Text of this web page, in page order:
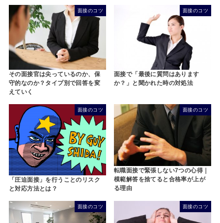
面接のコツ
その面接官は尖っているのか、保
守的なのか？タイプ別で回答を変
えていく
面接のコツ
面接で「最後に質問はあります
か？」と聞かれた時の対処法
面接のコツ
「圧迫面接」を行うことのリスク
と対応方法とは？
面接のコツ
転職面接で緊張しない7つの心得｜
模範解答を捨てると合格率が上が
る理由
面接のコツ 面接のコツ